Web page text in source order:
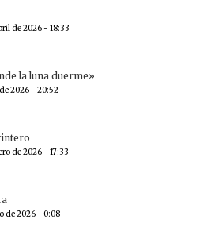
de 2026 - 18:33
la luna duerme»
2026 - 20:52
de 2026 - 17:33
de 2026 - 0:08